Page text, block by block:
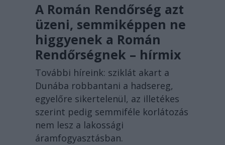
A Román Rendőrség azt
üzeni, semmiképpen ne
higgyenek a Román
Rendőrségnek – hírmix
További híreink: sziklát akart a
Dunába robbantani a hadsereg,
egyelőre sikertelenül, az illetékes
szerint pedig semmiféle korlátozás
nem lesz a lakossági
áramfogyasztásban.